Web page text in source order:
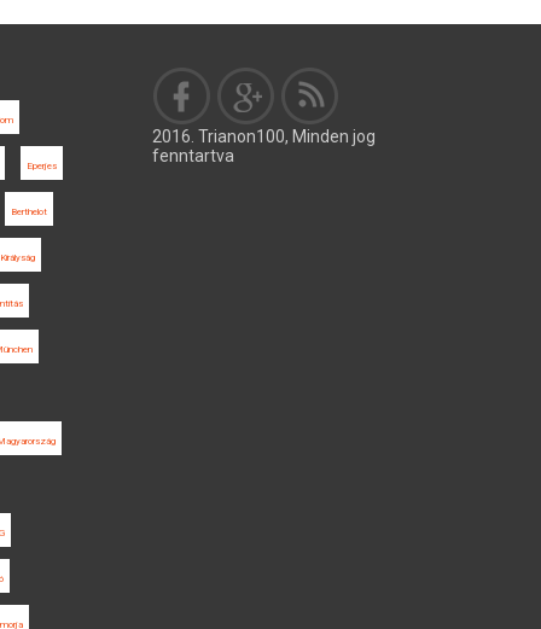
Eperjes
Berthelot
2016. Trianon100, Minden jog
fenntartva